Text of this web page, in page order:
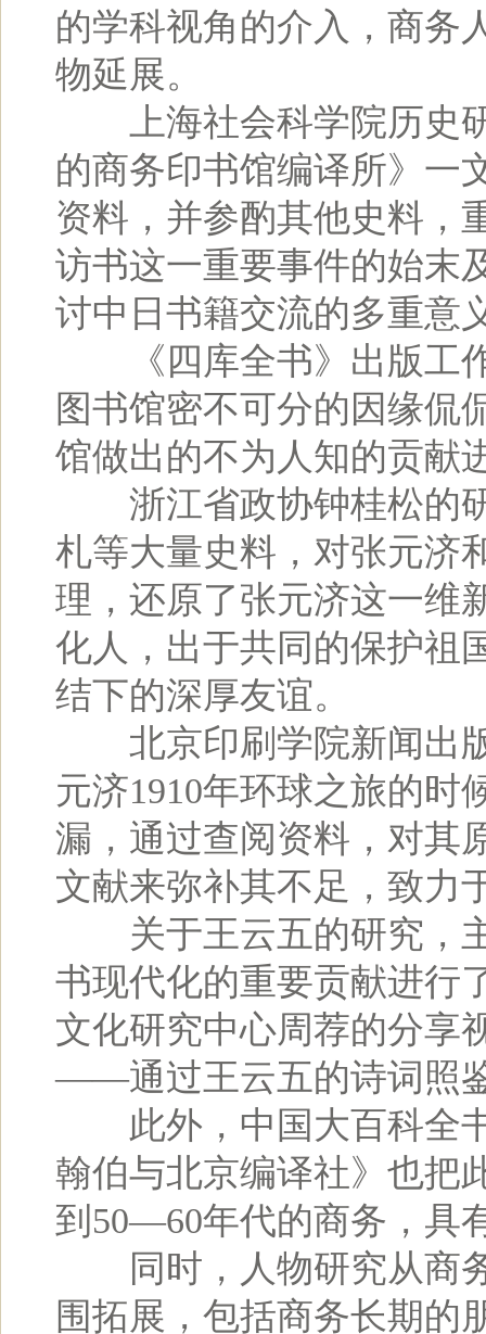
的学科视角的介入，商务
物延展。
上海社会科学院历史研
的商务印书馆编译所》一
资料，并参酌其他史料，
访书这一重要事件的始末
讨中日书籍交流的多重意
《四库全书》出版工作
图书馆密不可分的因缘侃
馆做出的不为人知的贡献
浙江省政协钟桂松的研
札等大量史料，对张元济
理，还原了张元济这一维
化人，出于共同的保护祖
结下的深厚友谊。
北京印刷学院新闻出版
元济1910年环球之旅的时
漏，通过查阅资料，对其
文献来弥补其不足，致力
关于王云五的研究，主
书现代化的重要贡献进行
文化研究中心周荐的分享
——通过王云五的诗词照
此外，中国大百科全书
翰伯与北京编译社》也把
到50—60年代的商务，具
同时，人物研究从商务
围拓展，包括商务长期的